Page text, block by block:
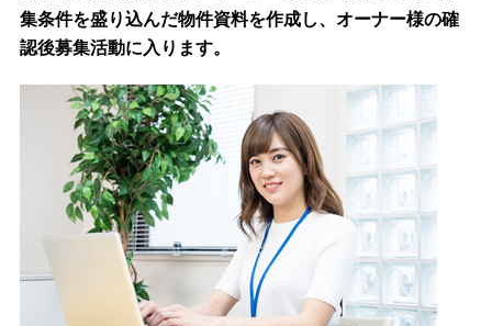
集条件を盛り込んだ物件資料を作成し、オーナー様の確
認後募集活動に入ります。